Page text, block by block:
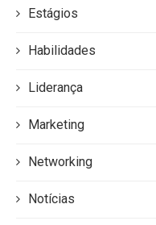
Estágios
Habilidades
Liderança
Marketing
Networking
Notícias